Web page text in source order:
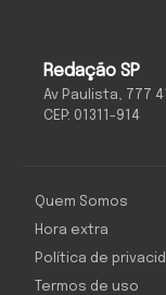
Redação SP
Av Paulista, 777
CEP: 01311-914
Quem Somos
Hora extra
Política de
Termos de uso